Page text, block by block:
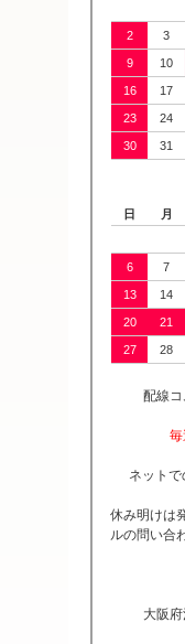
2 3
9 10
16 17
23 24
30 31
日
月
6 7
13 14
20 21
27 28
配線コ
ネット
休み明けは
ルの問い合
大阪